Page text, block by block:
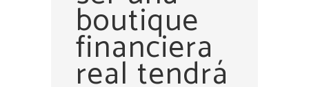
boutique
financiera
real tendrá